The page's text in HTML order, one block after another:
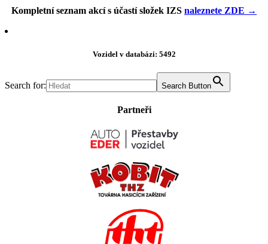
Kompletní seznam akcí s účastí složek IZS naleznete ZDE →
Vozidel v databázi: 5492
Search for: Search Button
Partneři